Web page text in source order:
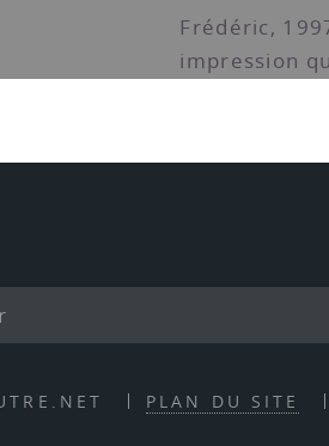
Frédéric,
impression
PLAN DU SITE